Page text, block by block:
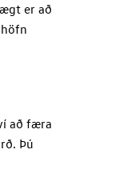
er að
að færa
Þú